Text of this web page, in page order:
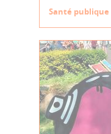
Santé publique